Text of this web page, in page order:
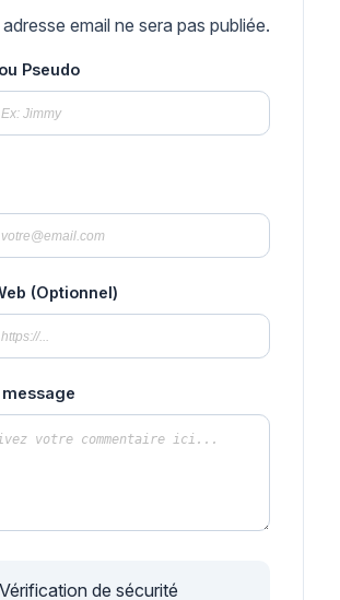
email ne sera pas publiée.
Pseudo
(Optionnel)
Vérification de sécurité